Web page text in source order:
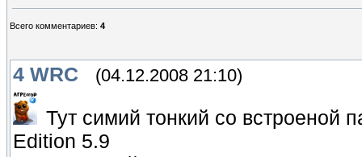
Всего комментариев: 4
4 WRC (04.12.2008 21:10)
Тут симий тонкий со встроеной
Edition 5.9